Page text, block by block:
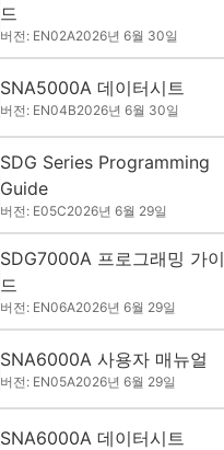
드
버전: EN02A2026년 6월 30일
SNA5000A 데이터시트
버전: EN04B2026년 6월 30일
SDG Series Programming
Guide
버전: E05C2026년 6월 29일
SDG7000A 프로그래밍 가이
드
버전: EN06A2026년 6월 29일
SNA6000A 사용자 매뉴얼
버전: EN05A2026년 6월 29일
SNA6000A 데이터시트